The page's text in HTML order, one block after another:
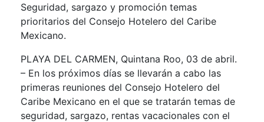
Seguridad, sargazo y promoción temas
prioritarios del Consejo Hotelero del Caribe
Mexicano.
PLAYA DEL CARMEN, Quintana Roo, 03 de abril.
– En los próximos días se llevarán a cabo las
primeras reuniones del Consejo Hotelero del
Caribe Mexicano en el que se tratarán temas de
seguridad, sargazo, rentas vacacionales con el